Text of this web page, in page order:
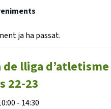
ja ha passat.
de lliga d’atletisme
22-23
- 14:30
MÓN ESCOLAR
CENTRE ESPLAI